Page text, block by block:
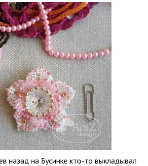
назад на Бусинке кто-то выкладывал